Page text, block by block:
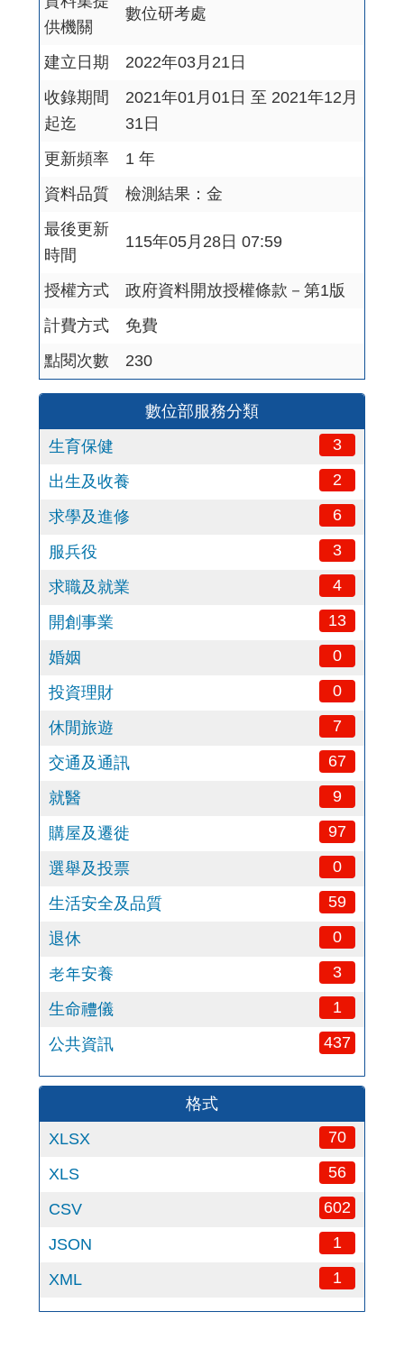
數位部服務分類
生育保健
3
出生及收養 2
求學及進修 6
服兵役 3
求職及就業 4
開創事業 13
婚姻 0
投資理財 0
休閒旅遊 7
交通及通訊 67
就醫 9
購屋及遷徙 97
選舉及投票 0
生活安全及品質 59
退休 0
老年安養 3
生命禮儀 1
公共資訊 437
格式
XLSX
70
XLS 56
CSV 602
JSON 1
XML 1
供機關
數位研考處
建立日期
2022年03月21日
收錄期間
起迄
2021年01月01日 至 2021年12月
31日
更新頻率
1 年
資料品質
檢測結果：金
最後更新
時間
115年05月28日 07:59
授權方式
政府資料開放授權條款－第1版
計費方式
免費
點閱次數
230